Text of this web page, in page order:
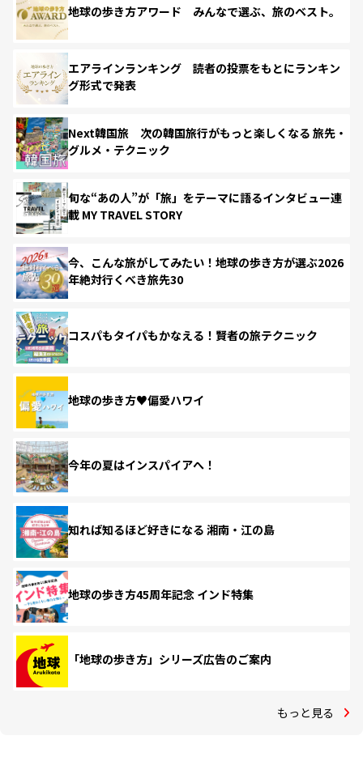
地球の歩き方アワード みんなで選ぶ、旅のベスト。
エアラインランキング 読者の投票をもとにランキン
グ形式で発表
Next韓国旅 次の韓国旅行がもっと楽しくなる 旅先・
グルメ・テクニック
旬な“あの人”が「旅」をテーマに語るインタビュー連
載 MY TRAVEL STORY
今、こんな旅がしてみたい！地球の歩き方が選ぶ2026
年絶対行くべき旅先30
コスパもタイパもかなえる！賢者の旅テクニック
地球の歩き方♥偏愛ハワイ
今年の夏はインスパイアへ！
知れば知るほど好きになる 湘南・江の島
地球の歩き方45周年記念 インド特集
「地球の歩き方」シリーズ広告のご案内
もっと見る